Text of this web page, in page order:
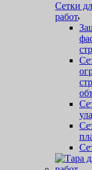
Сетки
работ